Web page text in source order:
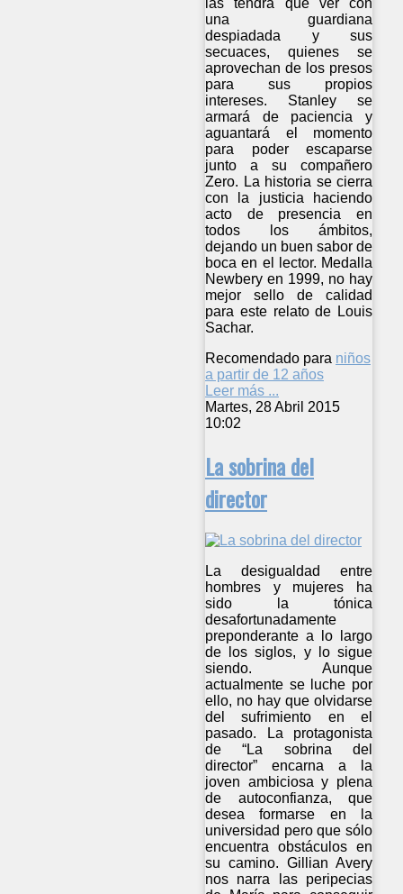
una guardiana
despiadada y sus
secuaces, quienes se
aprovechan de los presos
para sus propios
intereses. Stanley se
armará de paciencia y
aguantará el momento
para poder escaparse
junto a su compañero
Zero. La historia se cierra
con la justicia haciendo
acto de presencia en
todos los ámbitos,
dejando un buen sabor de
boca en el lector. Medalla
Newbery en 1999, no hay
mejor sello de calidad
para este relato de Louis
Sachar.
Recomendado para niños
a partir de 12 años
Leer más ...
Martes, 28 Abril 2015
10:02
La sobrina del
director
La desigualdad entre
hombres y mujeres ha
sido la tónica
desafortunadamente
preponderante a lo largo
de los siglos, y lo sigue
siendo. Aunque
actualmente se luche por
ello, no hay que olvidarse
del sufrimiento en el
pasado. La protagonista
de “La sobrina del
director” encarna a la
joven ambiciosa y plena
de autoconfianza, que
desea formarse en la
universidad pero que sólo
encuentra obstáculos en
su camino. Gillian Avery
nos narra las peripecias